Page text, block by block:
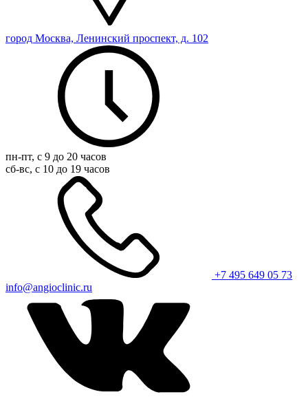
город Москва, Ленинский проспект, д. 102
пн-пт, с 9 до 20 часов
сб-вс, с 10 до 19 часов
+7 495 649 05 73
info@angioclinic.ru